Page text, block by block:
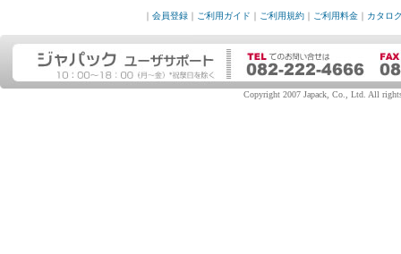
会員登録 ご利用ガイド ご利用規約 ご利用料金 カタロ
Copyright 2007 Japack, Co., Ltd. All